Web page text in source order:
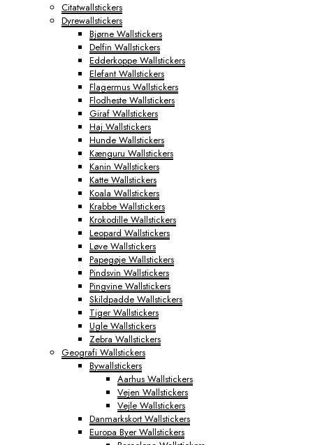
Citatwallstickers
Dyrewallstickers
Bjørne Wallstickers
Delfin Wallstickers
Edderkoppe Wallstickers
Elefant Wallstickers
Flagermus Wallstickers
Flodheste Wallstickers
Giraf Wallstickers
Haj Wallstickers
Hunde Wallstickers
Kænguru Wallstickers
Kanin Wallstickers
Katte Wallstickers
Koala Wallstickers
Krabbe Wallstickers
Krokodille Wallstickers
Leopard Wallstickers
Løve Wallstickers
Papegøje Wallstickers
Pindsvin Wallstickers
Pingvine Wallstickers
Skildpadde Wallstickers
Tiger Wallstickers
Ugle Wallstickers
Zebra Wallstickers
Geografi Wallstickers
Bywallstickers
Aarhus Wallstickers
Vejen Wallstickers
Vejle Wallstickers
Danmarkskort Wallstickers
Europa Byer Wallstickers